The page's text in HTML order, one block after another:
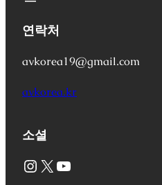
연락처
avkorea19@gmail.com
avkorea.kr
소셜
Instagram X YouTube